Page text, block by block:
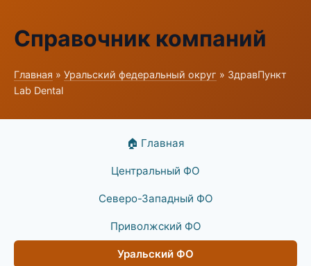
Справочник компаний
Главная » Уральский федеральный округ » ЗдравПункт
Lab Dental
🏠 Главная
Центральный ФО
Северо-Западный ФО
Приволжский ФО
Уральский ФО